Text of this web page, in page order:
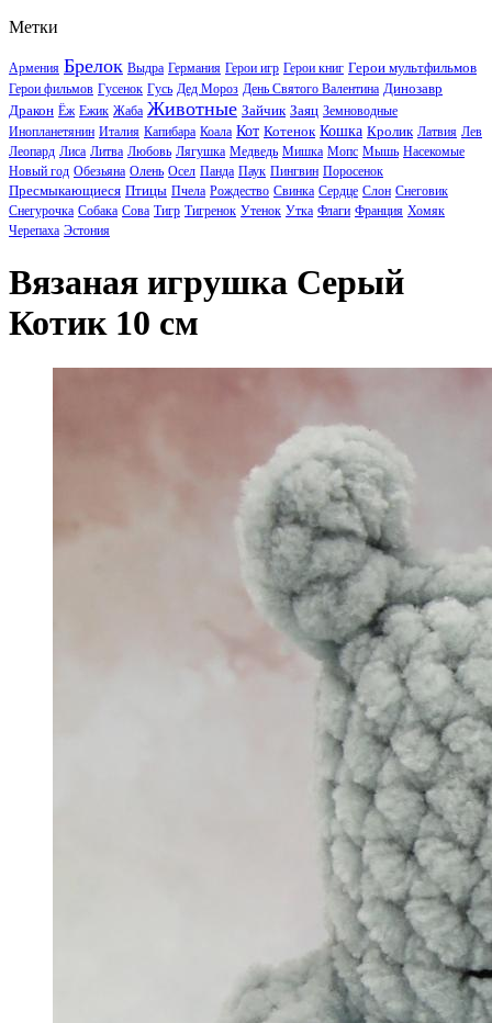
Метки
Армения Брелок Выдра Германия Герои игр Герои книг Герои мультфильмов
Герои фильмов Гусенок Гусь Дед Мороз День Святого Валентина Динозавр
Дракон Ёж Ежик Жаба Животные Зайчик Заяц Земноводные
Инопланетянин Италия Капибара Коала Кот Котенок Кошка Кролик Латвия Лев
Леопард Лиса Литва Любовь Лягушка Медведь Мишка Мопс Мышь Насекомые
Новый год Обезьяна Олень Осел Панда Паук Пингвин Поросенок
Пресмыкающиеся Птицы Пчела Рождество Свинка Сердце Слон Снеговик
Снегурочка Собака Сова Тигр Тигренок Утенок Утка Флаги Франция Хомяк
Черепаха Эстония
Вязаная игрушка Серый
Котик 10 см